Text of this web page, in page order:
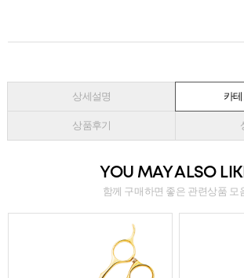
상세설명 카
상품후기
YOU MAY ALSO
함께 구매하면 좋은 관련상품 모